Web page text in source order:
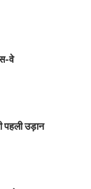
वे
पहली उड़ान